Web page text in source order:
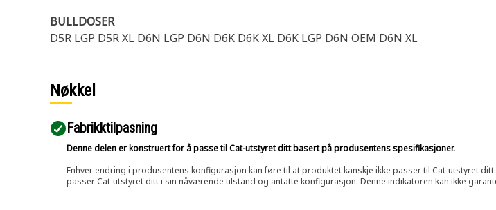
BULLDOSER
D5R LGP D5R XL D6N LGP D6N D6K D6K XL D6K LGP D6N OEM D6N XL
Nøkkel
Fabrikktilpasning
Denne delen er konstruert for å passe til Cat-utstyret ditt basert på produsentens spesifikasjoner.
Enhver endring i produsentens konfigurasjon kan føre til at produktet kanskje ikke passer til Cat-utstyret
passer Cat-utstyret ditt i sin nåværende tilstand og antatte konfigurasjon. Denne indikatoren kan ikke